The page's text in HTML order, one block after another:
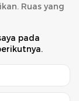
Ruas yang
pada